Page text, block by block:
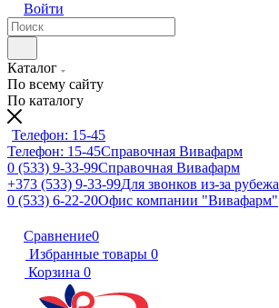
Войти
Каталог
По всему сайту
По каталогу
Телефон: 15-45
Телефон: 15-45Справочная Вивафарм
0 (533) 9-33-99Справочная Вивафарм
+373 (533) 9-33-99Для звонков из-за рубежа
0 (533) 6-22-20Офис компании "Вивафарм"
Сравнение0
Избранные товары 0
Корзина 0